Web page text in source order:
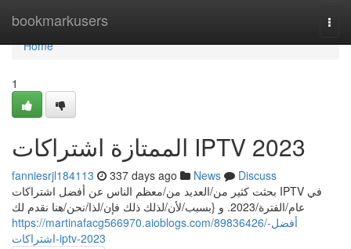
bookmarkusers
Home
Home
1
الممتازة اشتراكات IPTV 2023
fanniesrjl184113 337 days ago News
Discuss
بحثت كثير من/العديد من/معظم الناس عن أفضل اشتراكات IPTV في
عام/الفترة/2023. و {بسبب/لأن/لذلك ذلك فإن/لذا/نحن/هنا نقدم لك
https://martinafacg566970.aioblogs.com/89836426/أفضل-
اشتراكات-iptv-2023